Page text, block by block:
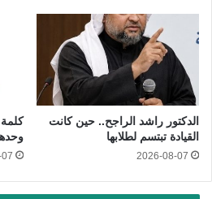
الدكتور راشد الراجح.. حين كانت
القيادة تبتسم لطلابها
2026-08-07
كلمة